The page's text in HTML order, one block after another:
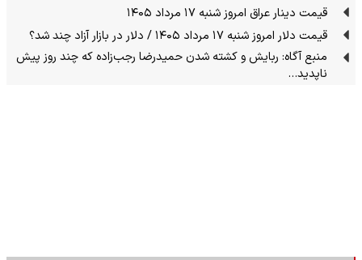
قیمت دینار عراق امروز شنبه ۱۷ مرداد ۱۴۰۵
قیمت دلار امروز شنبه ۱۷ مرداد ۱۴۰۵ / دلار در بازار آزاد چند شد؟
منبع آگاه: ربایش و کشته شدن حمیدرضا رجب‌زاده که چند روز پیش
ناپدید…